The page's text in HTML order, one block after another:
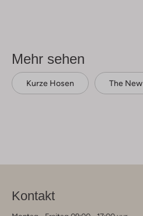
Mehr sehen
Kurze Hosen The New
Kontakt